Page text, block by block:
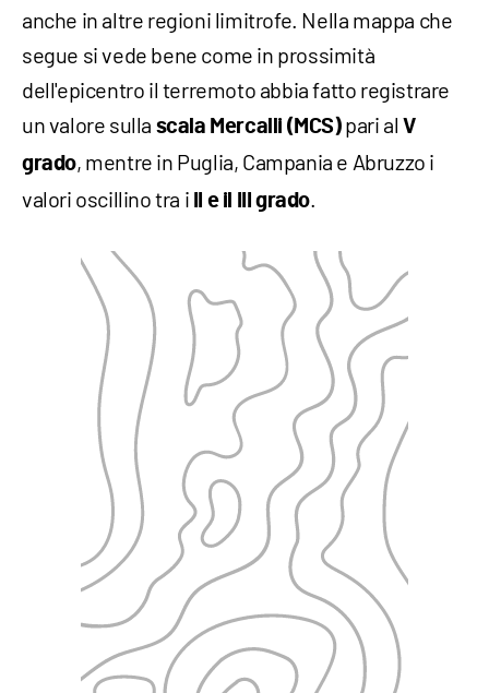
anche in altre regioni limitrofe. Nella mappa che
segue si vede bene come in prossimità
dell'epicentro il terremoto abbia fatto registrare
un valore sulla scala Mercalli (MCS)pari alV
grado, mentre in Puglia, Campania e Abruzzo i
valori oscillino tra i
II e il III grado